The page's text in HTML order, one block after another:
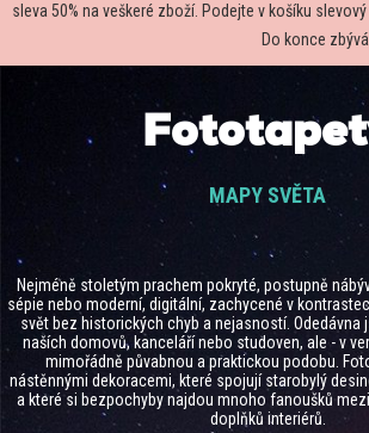
sleva 50% na veškeré zboží. Podejte v košíku
Do konce
MAPY SVĚTA
Nejméně stoletým prachem pokryté, postupně
sépie nebo moderní, digitální, zachycené v
svět bez historických chyb a nejasností. Odedávna
naších domovů, kanceláří nebo studoven, ale - v
mimořádně půvabnou a praktickou podobu.
nástěnnými dekoracemi, které spojují starobylý
a které si bezpochyby najdou mnoho fanoušků
doplňků interiérů.